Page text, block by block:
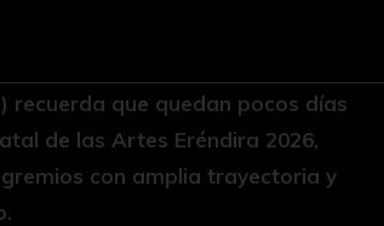
recuerda que quedan pocos días
de las Artes Eréndira 2026,
con amplia trayectoria y